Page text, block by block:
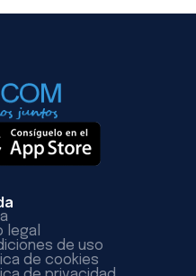
legal
de uso
de cookies